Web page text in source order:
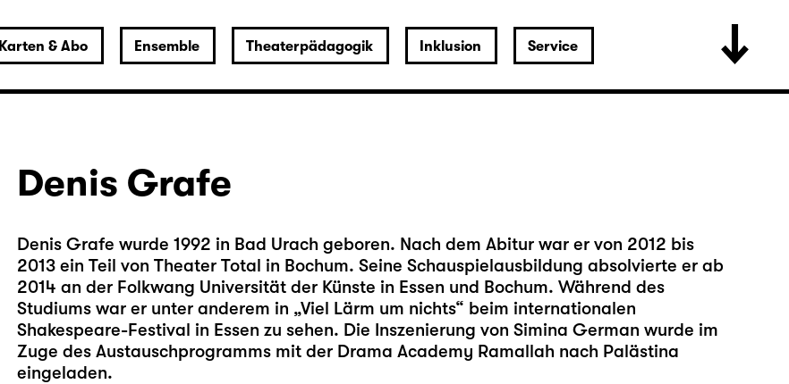
Karten & Abo Ensemble Theaterpädagogik Inklusion Service
Denis Grafe
Denis Grafe wurde 1992 in Bad Urach geboren. Nach dem Abitur war er von 2012 bis
2013 ein Teil von Theater Total in Bochum. Seine Schauspielausbildung absolvierte er ab
2014 an der Folkwang Universität der Künste in Essen und Bochum. Während des
Studiums war er unter anderem in „Viel Lärm um nichts“ beim internationalen
Shakespeare-Festival in Essen zu sehen. Die Inszenierung von Simina German wurde im
Zuge des Austauschprogramms mit der Drama Academy Ramallah nach Palästina
eingeladen.